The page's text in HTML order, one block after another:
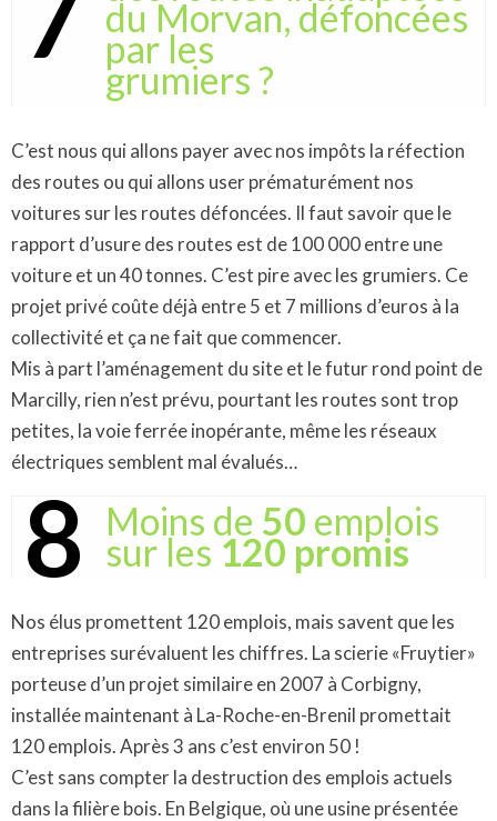
du Morvan, défoncées
par les
grumiers ?
C’est nous qui allons payer avec nos impôts la réfection
des routes ou qui allons user prématurément nos
voitures sur les routes défoncées. Il faut savoir que le
rapport d’usure des routes est de 100 000 entre une
voiture et un 40 tonnes. C’est pire avec les grumiers. Ce
projet privé coûte déjà entre 5 et 7 millions d’euros à la
collectivité et ça ne fait que commencer.
Mis à part l’aménagement du site et le futur rond point de
Marcilly, rien n’est prévu, pourtant les routes sont trop
petites, la voie ferrée inopérante, même les réseaux
électriques semblent mal évalués…
8 Moins de 50 emplois
sur les120 promis
Nos élus promettent 120 emplois, mais savent que les
entreprises surévaluent les chiffres. La scierie «Fruytier»
porteuse d’un projet similaire en 2007 à Corbigny,
installée maintenant à La-Roche-en-Brenil promettait
120 emplois. Après 3 ans c’est environ 50 !
C’est sans compter la destruction des emplois actuels
dans la filière bois. En Belgique, où une usine présentée